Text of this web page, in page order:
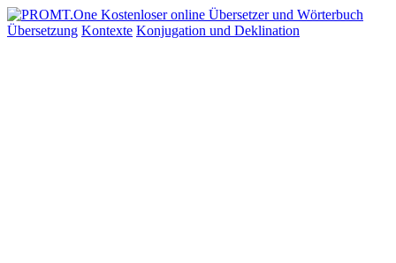
Übersetzung Kontexte Konjugation und Deklination